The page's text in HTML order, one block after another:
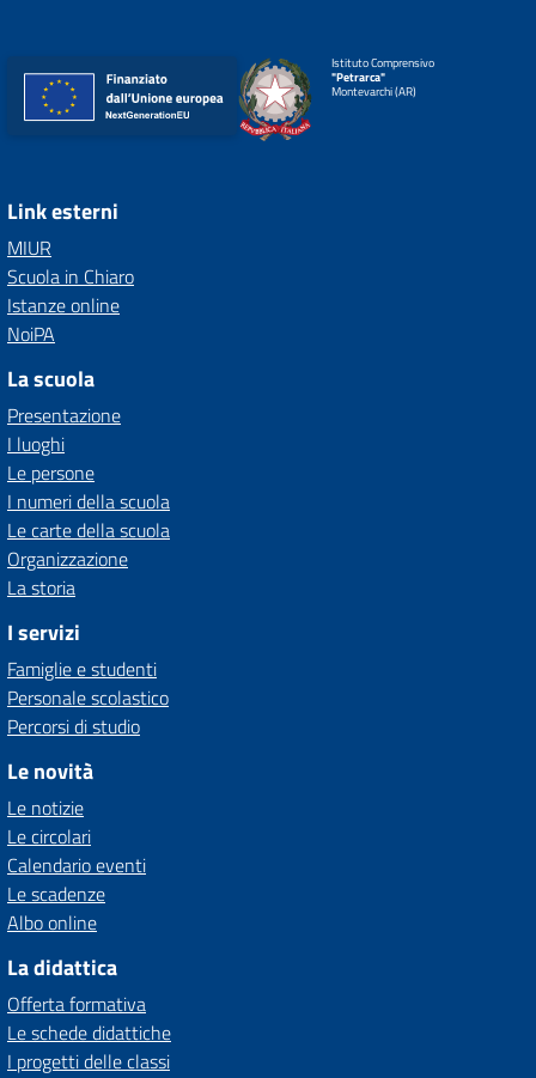
Istituto Comprensivo
"Petrarca"
Montevarchi (AR)
Link esterni
MIUR
Scuola in Chiaro
Istanze online
NoiPA
La scuola
Presentazione
I luoghi
Le persone
I numeri della scuola
Le carte della scuola
Organizzazione
La storia
I servizi
Famiglie e studenti
Personale scolastico
Percorsi di studio
Le novità
Le notizie
Le circolari
Calendario eventi
Le scadenze
Albo online
La didattica
Offerta formativa
Le schede didattiche
I progetti delle classi